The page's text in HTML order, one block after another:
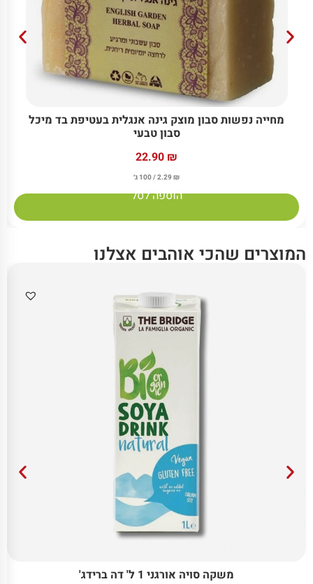
מחייה נפשות סבון מוצק גינה אנגלית בעטיפת בד מיכל
סבון טבעי
22.90 ₪
2.29 ₪ / 100 ג׳
הוספה לסל
המוצרים שהכי אוהבים אצלנו
משקה סויה אורגני 1 ל' דה ברידג'